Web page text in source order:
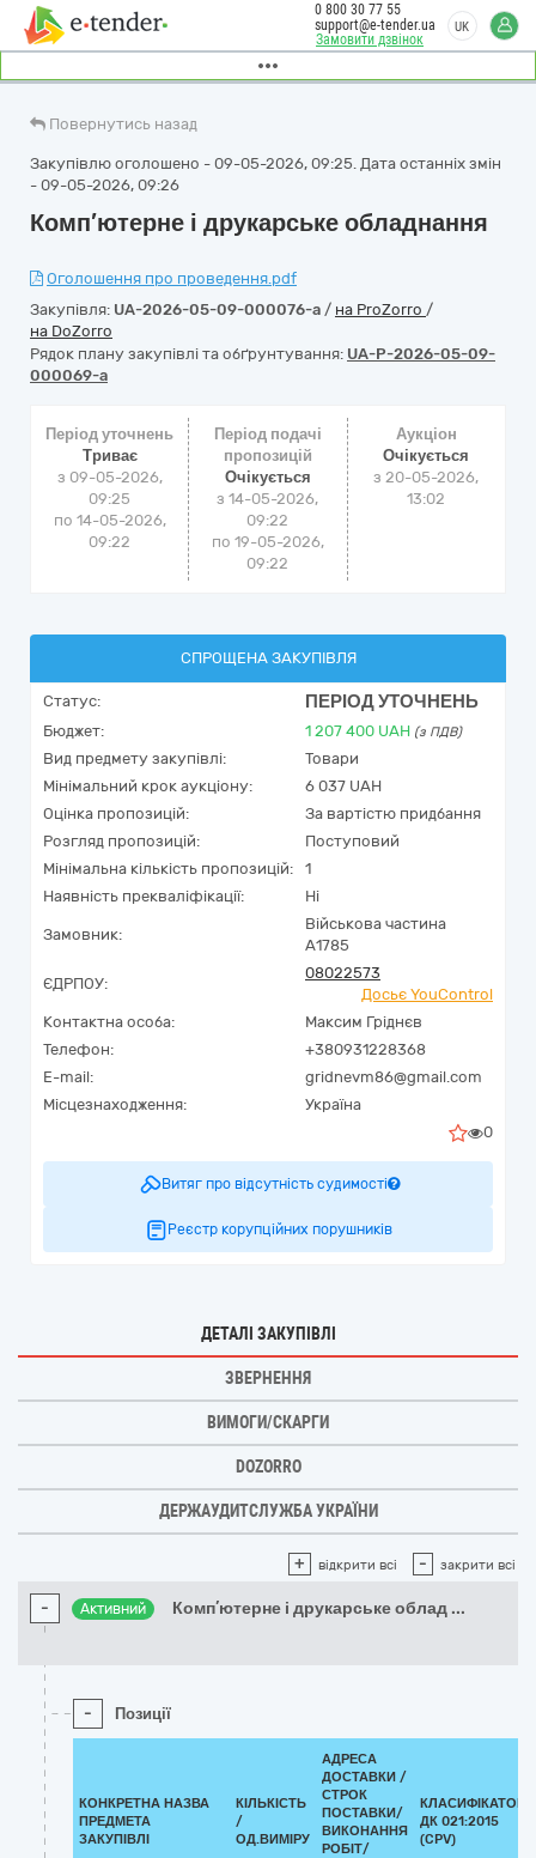
Замовити дзвінок
0 800 30 77 55
support@e-tender.ua
UK
Повернутись назад
Закупівлю оголошено - 09-05-2026, 09:25. Дата останніх змін
- 09-05-2026, 09:26
Комп’ютерне і друкарське обладнання
Оголошення про проведення.pdf
Закупівля: UA-2026-05-09-000076-a / на ProZorro /
на DoZorro
Рядок плану закупівлі та обґрунтування: UA-P-2026-05-09-
000069-a
Період уточнень
Триває
з 09-05-2026,
09:25
по 14-05-2026,
09:22
Період подачі
пропозицій
Очікується
з 14-05-2026,
09:22
по 19-05-2026,
09:22
Аукціон
Очікується
з20-05-2026,
13:02
СПРОЩЕНА ЗАКУПІВЛЯ
Статус: ПЕРІОД УТОЧНЕНЬ
Бюджет: 1 207 400 UAH (з ПДВ)
Вид предмету закупівлі:
Товари
Мінімальний крок аукціону:
6 037 UAH
Оцінка пропозицій:
За вартістю придбання
Розгляд пропозицій:
Поступовий
Мінімальна кількість пропозицій:
1
Наявність прекваліфікації:
Ні
Замовник:
Військова частина
А1785
ЄДРПОУ:
08022573
Досьє YouControl
Контактна особа:
Максим Гріднєв
Телефон:
+380931228368
E-mail:
gridnevm86@gmail.com
Місцезнаходження:
Україна
0
Витяг про відсутність судимості
Реєстр корупційних порушників
ДЕТАЛІ ЗАКУПІВЛІ
ЗВЕРНЕННЯ
ВИМОГИ/СКАРГИ
DOZORRO
ДЕРЖАУДИТСЛУЖБА УКРАЇНИ
+ відкрити всі - закрити всі
- Активний Комп’ютерне і друкарське облад ...
- Позиції
КОНКРЕТНА НАЗВА
ПРЕДМЕТА
ЗАКУПІВЛІ
КІЛЬКІСТЬ
/
ОД.ВИМІРУ
АДРЕСА
ДОСТАВКИ /
СТРОК
ПОСТАВКИ/
ВИКОНАННЯ
РОБІТ/
КЛАСИФІКАТОР
ДК 021:2015
(CPV)